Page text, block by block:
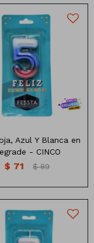
Azul Y Blanca en
- CINCO
$ 71 $ 89